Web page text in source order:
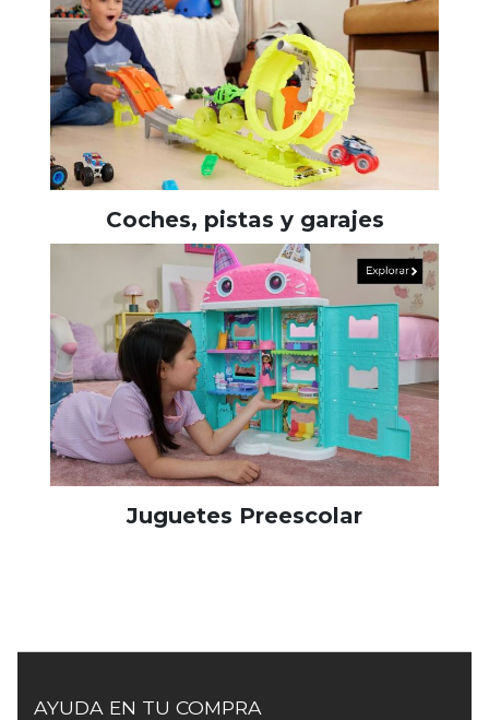
Coches, pistas y garajes
Juguetes Preescolar
AYUDA EN TU COMPRA